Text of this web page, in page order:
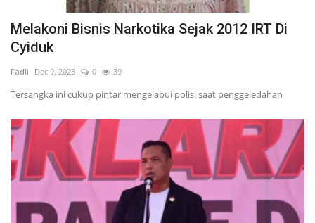
Melakoni Bisnis Narkotika Sejak 2012 IRT Di
Cyiduk
Fadli Dec 9, 2023 0 39
Tersangka ini cukup pintar mengelabui polisi saat penggeledahan